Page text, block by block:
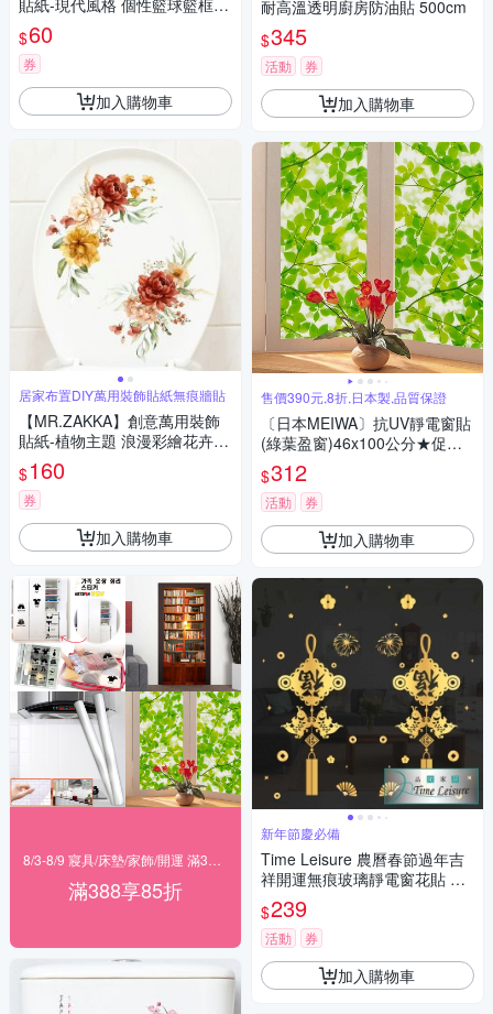
貼紙-現代風格 個性籃球籃框
居家布置 DIY可移式壁貼 無痕
壁貼 牆貼
$60
券
加入購物車
居家布置DIY萬用裝飾貼紙無痕牆貼
【MR.ZAKKA】創意萬用裝飾
貼紙-植物主題 浪漫彩繪花卉 K
款 居家布置 DIY可移式壁貼 無
痕壁貼 牆貼
$160
券
加入購物車
滿388享85折
耐高溫透明廚房防油貼 500cm
$345
活動 券
加入購物車
售價390元,8折,日本製,品質保證
〔日本MEIWA〕抗UV靜電窗貼
(綠葉盈窗)46x100公分★促銷
★
$312
活動 券
加入購物車
新年節慶必備
Time Leisure 農曆春節過年吉
祥開運無痕玻璃靜電窗花貼 富
貴金福
$239
活動 券
加入購物車